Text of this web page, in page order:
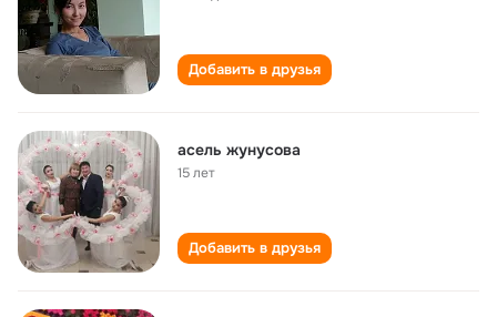
Добавить в друзья
асель жунусова
15 лет
Добавить в друзья